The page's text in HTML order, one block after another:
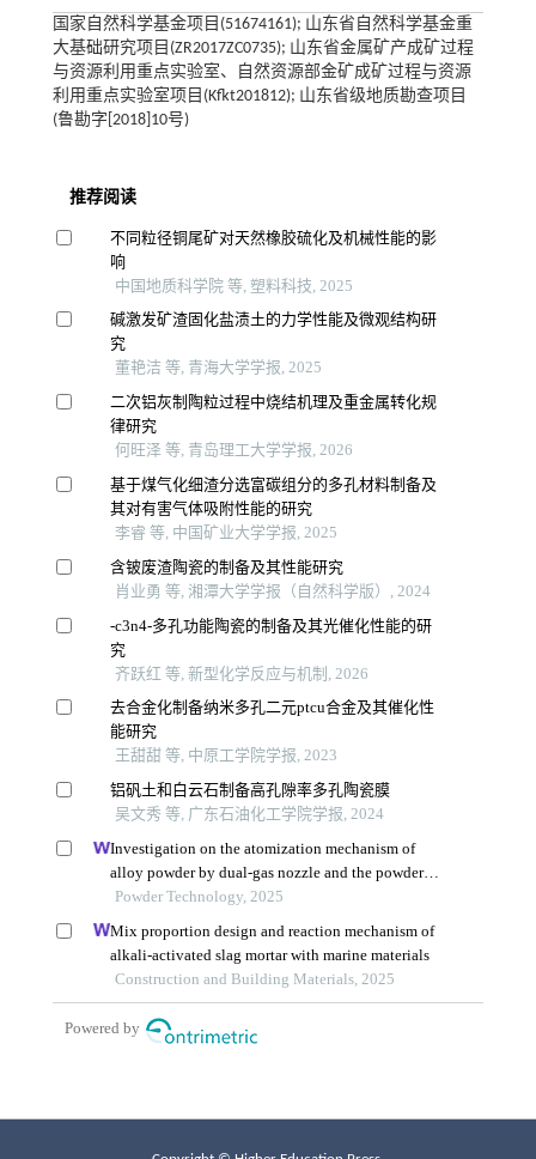
国家自然科学基金项目(51674161); 山东省自然科学基金重
大基础研究项目(ZR2017ZC0735); 山东省金属矿产成矿过程
与资源利用重点实验室、自然资源部金矿成矿过程与资源
利用重点实验室项目(Kfkt201812); 山东省级地质勘查项目
(鲁勘字[2018]10号)